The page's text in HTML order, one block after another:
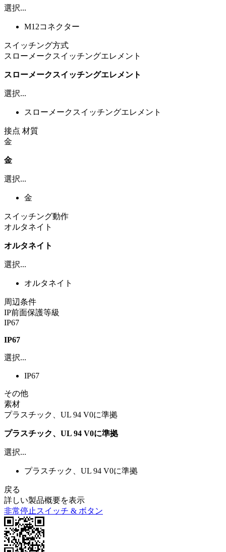
選択...
M12コネクター
スイッチング方式
スローメークスイッチングエレメント
スローメークスイッチングエレメント
選択...
スローメークスイッチングエレメント
接点 材質
金
金
選択...
金
スイッチング動作
オルタネイト
オルタネイト
選択...
オルタネイト
周辺条件
IP前面保護等級
IP67
IP67
選択...
IP67
その他
素材
プラスチック、UL 94 V0に準拠
プラスチック、UL 94 V0に準拠
選択...
プラスチック、UL 94 V0に準拠
戻る
詳しい製品概要を表示
非常停止スイッチ & ボタン